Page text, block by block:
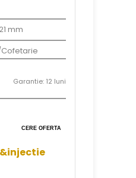
mm
Garantie: 12 luni
CERE OFERTA